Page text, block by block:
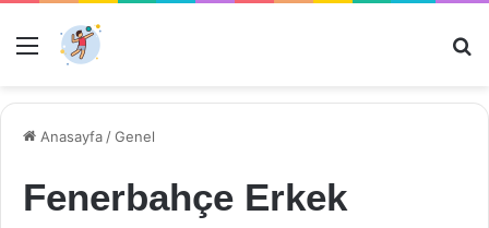
Menü
Anasayfa /Genel
Fenerbahçe Erkek